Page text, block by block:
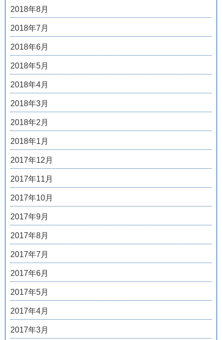
2018年8月
2018年7月
2018年6月
2018年5月
2018年4月
2018年3月
2018年2月
2018年1月
2017年12月
2017年11月
2017年10月
2017年9月
2017年8月
2017年7月
2017年6月
2017年5月
2017年4月
2017年3月